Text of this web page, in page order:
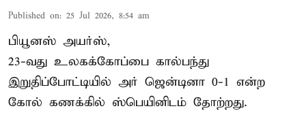
Published on: 25 Jul 2026, 8:54 am
பியூனஸ் அயர்ஸ்,
23-வது உலகக்கோப்பை கால்பந்து
இறுதிப்போட்டியில் அர் ஜென்டினா 0-1 என்ற
கோல் கணக்கில் ஸ்பெயினிடம் தோற்றது.